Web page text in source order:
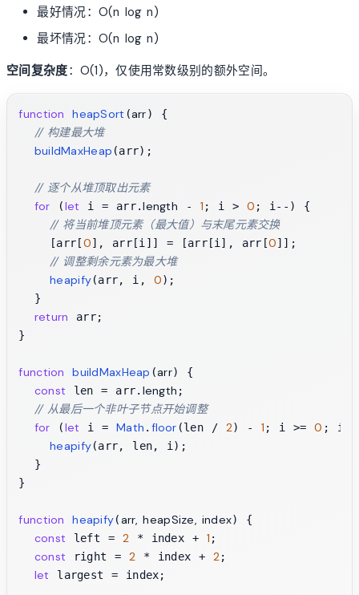
最好情况：O(n log n)
最坏情况：O(n log n)
空间复杂度：O(1)，仅使用常数级别的额外空间。
function heapSort (arr) {
// 构建最大堆
buildMaxHeap (arr);
// 逐个从堆顶取出元素
for (let i = arr.length - 1 ; i > 0 ; i--) {
// 将当前堆顶元素（最大值）与末尾元素交换
    [arr[
0], arr[i]] = [arr[i], arr[0]];
// 调整剩余元素为最大堆
heapify(arr, i, 0);
  }
return arr;
}
function buildMaxHeap (arr) {
const len = arr. length ;
// 从最后一个非叶子节点开始调整
for (let i = Math . floor (len / 2) - 1 ; i >= 0 ;
heapify(arr, len, i);
  }
}
function heapify(arr, heapSize, index) {
const left = 2 * index + 1 ;
const right = 2 * index + 2;
let largest = index;